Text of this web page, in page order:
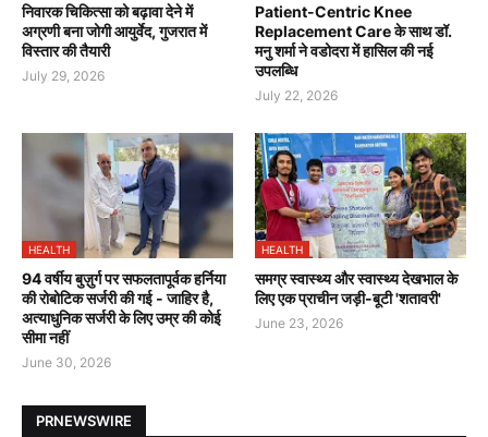
निवारक चिकित्सा को बढ़ावा देने में
अग्रणी बना जोगी आयुर्वेद, गुजरात में
विस्तार की तैयारी
July 29, 2026
Patient-Centric Knee
Replacement Care के साथ डॉ.
मनु शर्मा ने वडोदरा में हासिल की नई
उपलब्धि
July 22, 2026
HEALTH
94 वर्षीय बुज़ुर्ग पर सफलतापूर्वक हर्निया
की रोबोटिक सर्जरी की गई - जाहिर है,
अत्याधुनिक सर्जरी के लिए उम्र की कोई
सीमा नहीं
June 30, 2026
HEALTH
समग्र स्वास्थ्य और स्वास्थ्य देखभाल के
लिए एक प्राचीन जड़ी-बूटी 'शतावरी'
June 23, 2026
PRNEWSWIRE